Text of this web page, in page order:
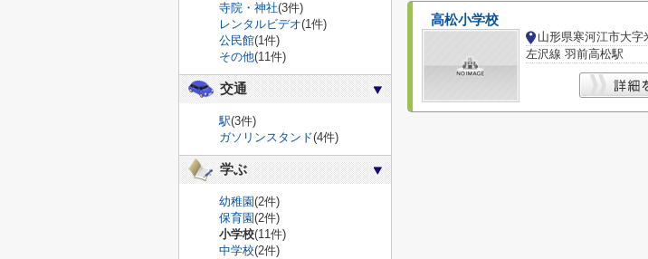
高松小学校
山形県寒河江市大字
左沢線 羽前高松駅
寺院・神社(3件)
レンタルビデオ(1件)
公民館(1件)
その他(11件)
交通
駅(3件)
ガソリンスタンド(4件)
学ぶ
幼稚園(2件)
保育園(2件)
小学校(11件)
中学校(2件)